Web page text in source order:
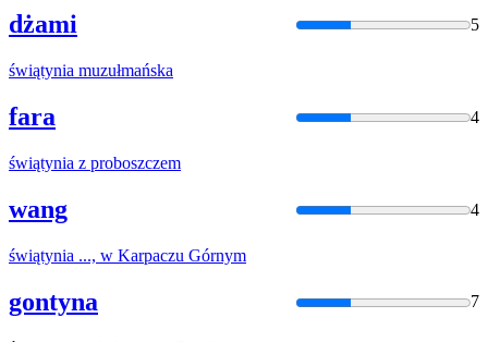
dżami 5
świątynia muzułmańska
fara 4
świątynia z proboszczem
wang 4
świątynia ..., w Karpaczu Górnym
gontyna 7